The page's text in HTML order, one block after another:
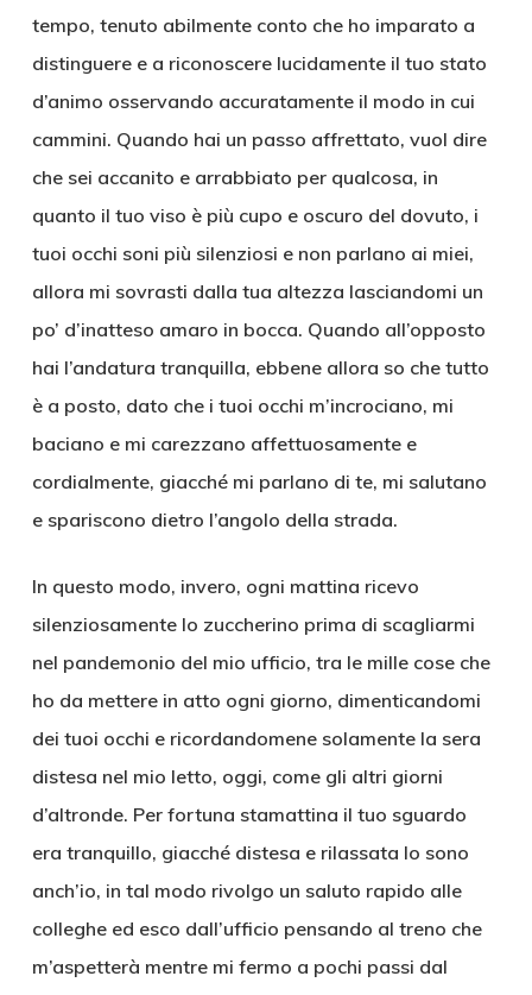
tempo, tenuto abilmente conto che ho imparato a
distinguere e a riconoscere lucidamente il tuo stato
d’animo osservando accuratamente il modo in cui
cammini. Quando hai un passo affrettato, vuol dire
che sei accanito e arrabbiato per qualcosa, in
quanto il tuo viso è più cupo e oscuro del dovuto, i
tuoi occhi soni più silenziosi e non parlano ai miei,
allora mi sovrasti dalla tua altezza lasciandomi un
po’ d’inatteso amaro in bocca. Quando all’opposto
hai l’andatura tranquilla, ebbene allora so che tutto
è a posto, dato che i tuoi occhi m’incrociano, mi
baciano e mi carezzano affettuosamente e
cordialmente, giacché mi parlano di te, mi salutano
e spariscono dietro l’angolo della strada.
In questo modo, invero, ogni mattina ricevo
silenziosamente lo zuccherino prima di scagliarmi
nel pandemonio del mio ufficio, tra le mille cose che
ho da mettere in atto ogni giorno, dimenticandomi
dei tuoi occhi e ricordandomene solamente la sera
distesa nel mio letto, oggi, come gli altri giorni
d’altronde. Per fortuna stamattina il tuo sguardo
era tranquillo, giacché distesa e rilassata lo sono
anch’io, in tal modo rivolgo un saluto rapido alle
colleghe ed esco dall’ufficio pensando al treno che
m’aspetterà mentre mi fermo a pochi passi dal